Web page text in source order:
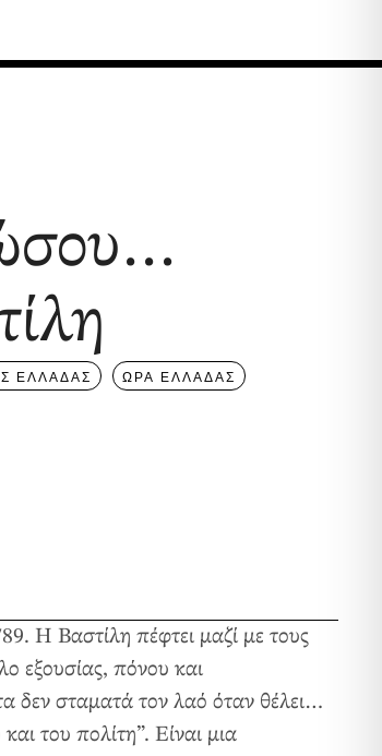
ΕΛΛΑΔΑΣ ΩΡΑ ΕΛΛΑΔΑΣ
Η Βαστίλη πέφτει μαζί με τους
εξουσίας, πόνου και
δεν σταματά τον λαό όταν θέλει…
του πολίτη”. Είναι μια